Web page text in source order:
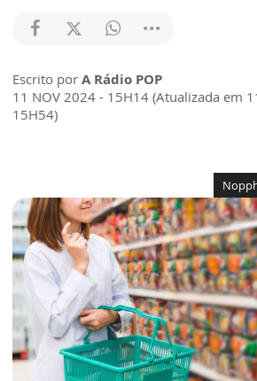
Escrito por A Rádio POP
11 NOV 2024 - 15H14 (Atualizada em
15H54)